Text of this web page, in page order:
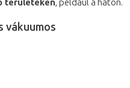
területeken, például a háton.
vákuumos